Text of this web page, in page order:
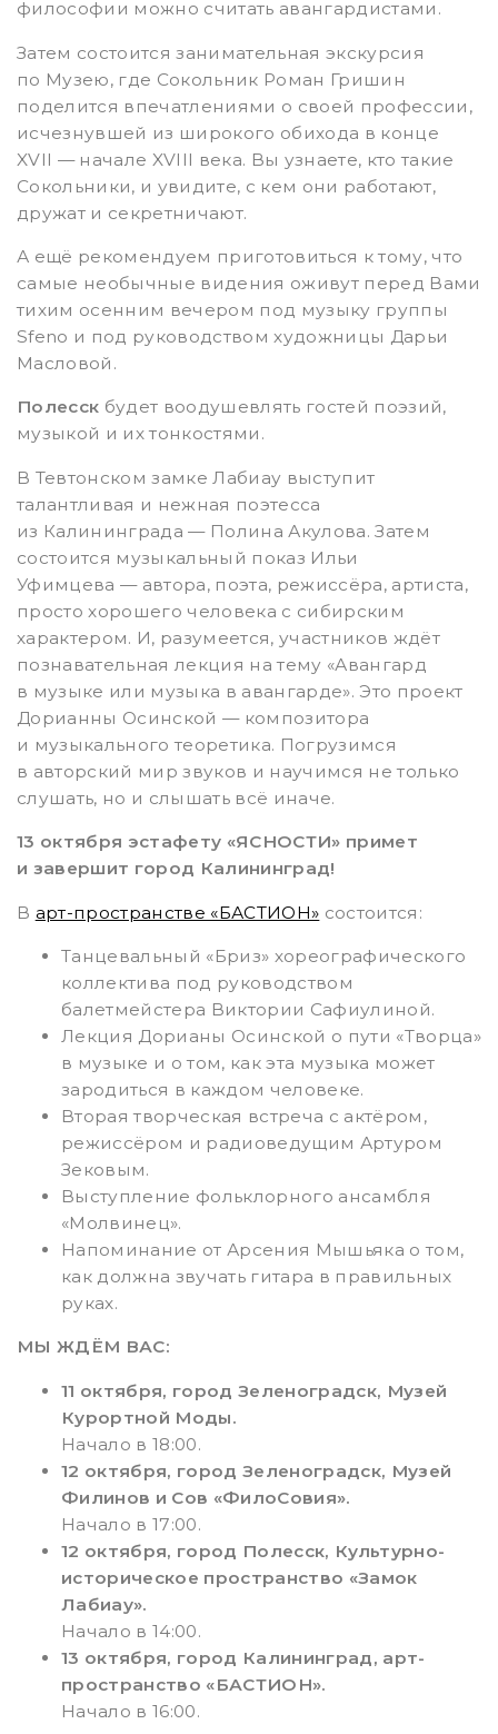
философии можно считать авангардистами.
Затем состоится занимательная экскурсия
по Музею, где Сокольник Роман Гришин
поделится впечатлениями о своей профессии,
исчезнувшей из широкого обихода в конце
XVII — начале XVIII века. Вы узнаете, кто такие
Сокольники, и увидите, с кем они работают,
дружат и секретничают.
А ещё рекомендуем приготовиться к тому, что
самые необычные видения оживут перед Вами
тихим осенним вечером под музыку группы
Sfeno и под руководством художницы Дарьи
Масловой.
Полесск будет воодушевлять гостей поэзий,
музыкой и их тонкостями.
В Тевтонском замке Лабиау выступит
талантливая и нежная поэтесса
из Калининграда — Полина Акулова. Затем
состоится музыкальный показ Ильи
Уфимцева — автора, поэта, режиссёра, артиста,
просто хорошего человека с сибирским
характером. И, разумеется, участников ждёт
познавательная лекция на тему «Авангард
в музыке или музыка в авангарде». Это проект
Дорианны Осинской — композитора
и музыкального теоретика. Погрузимся
в авторский мир звуков и научимся не только
слушать, но и слышать всё иначе.
13 октября эстафету «ЯСНОСТИ» примет
и завершит город Калининград!
В арт-пространстве «БАСТИОН» состоится:
Танцевальный «Бриз» хореографического
коллектива под руководством
балетмейстера Виктории Сафиулиной.
Лекция Дорианы Осинской о пути «Творца»
в музыке и о том, как эта музыка может
зародиться в каждом человеке.
Вторая творческая встреча с актёром,
режиссёром и радиоведущим Артуром
Зековым.
Выступление фольклорного ансамбля
«Молвинец».
Напоминание от Арсения Мышьяка о том,
как должна звучать гитара в правильных
руках.
МЫ ЖДЁМ ВАС:
11 октября, город Зеленоградск, Музей
Курортной Моды.
Начало в 18:00.
12 октября, город Зеленоградск, Музей
Филинов и Сов «ФилоСовия».
Начало в 17:00.
12 октября, город Полесск, Культурно-
историческое пространство «Замок
Лабиау».
Начало в 14:00.
13 октября, город Калининград, арт-
пространство «БАСТИОН».
Начало в 16:00.